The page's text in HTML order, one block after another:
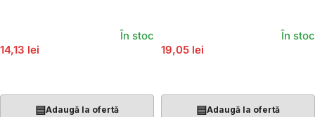
14,13 lei
În stoc
▤Adaugă la ofertă
19,05 lei
În stoc
▤Adaugă la ofertă